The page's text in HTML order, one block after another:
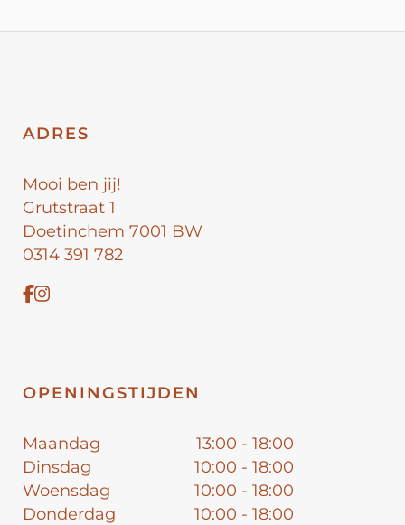
ADRES
Mooi ben jij!
Grutstraat 1
Doetinchem 7001 BW
0314 391 782
OPENINGSTIJDEN
Maandag
13:00 - 18:00
Dinsdag
10:00 - 18:00
Woensdag
10:00 - 18:00
Donderdag
10:00 - 18:00